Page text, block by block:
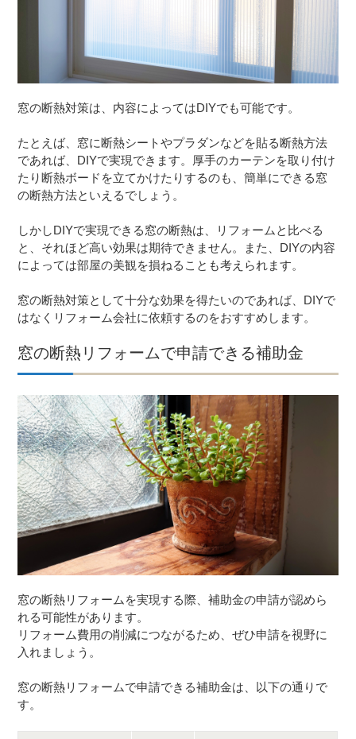
窓の断熱対策は、内容によってはDIYでも可能です。
たとえば、窓に断熱シートやプラダンなどを貼る断熱方法
であれば、DIYで実現できます。厚手のカーテンを取り付け
たり断熱ボードを立てかけたりするのも、簡単にできる窓
の断熱方法といえるでしょう。
しかしDIYで実現できる窓の断熱は、リフォームと比べる
と、それほど高い効果は期待できません。また、DIYの内容
によっては部屋の美観を損ねることも考えられます。
窓の断熱対策として十分な効果を得たいのであれば、DIYで
はなくリフォーム会社に依頼するのをおすすめします。
窓の断熱リフォームで申請できる補助金
窓の断熱リフォームを実現する際、補助金の申請が認めら
れる可能性があります。
リフォーム費用の削減につながるため、ぜひ申請を視野に
入れましょう。
窓の断熱リフォームで申請できる補助金は、以下の通りで
す。